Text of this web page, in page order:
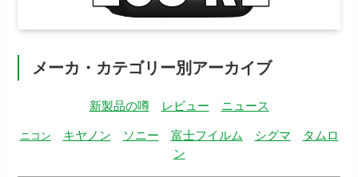
メーカ・カテゴリー別アーカイブ
新製品の噂 レビュー ニュース
ニコン キヤノン ソニー 富士フイルム シグマ
タムロ
ン